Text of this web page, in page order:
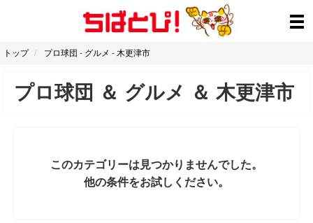
トップ プロ球団 - グルメ - 木更津市
プロ球団 ＆ グルメ ＆ 木更津市
このカテゴリーは見つかりませんでした。
他の条件をお試しください。